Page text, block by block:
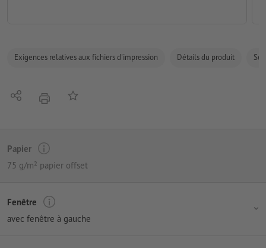
Exigences relatives aux fichiers d'impression Détails du produit
PartagerimprimerAjouter à liste d'article
Papier
75 g/m² papier offset
Fenêtre
avec fenêtre à gauche